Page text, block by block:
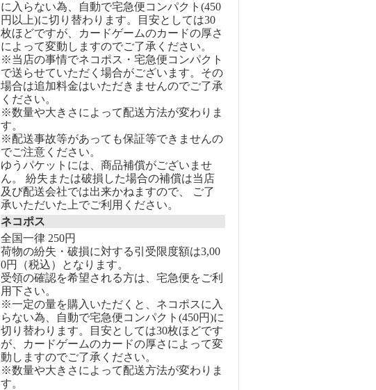
に入らない為、自動で宅急便コンパクト(450
円以上)に切り替わります。目安としては30
枚ほどですが、カードゲームのカードの厚さ
によって変動しますのでご了承ください。
※当店の事情でネコポス・宅急便コンパクト
で送らせていただく場合がございます。その
場合は追加料金はいただきませんのでご了承
ください。
※数量や大きさによって配送方法が変わりま
す。
※配送事故等があっても保証等できませんの
でご注意ください。
ゆうパケットには、商品補償がございませ
ん。 紛失または破損した場合の補償は当店
及び配送会社では出来かねますので、 ご了
承いただいた上でご利用ください。
ネコポス
全国一律 250円
荷物の紛失・破損に対する引受限度額は3,00
0円（税込）となります。
受領の確認を希望される方は、宅急便をご利
用下さい。
※一定の量を購入いただくと、ネコポスに入
らない為、自動で宅急便コンパクト(450円)に
切り替わります。目安としては30枚ほどです
が、カードゲームのカードの厚さによって変
動しますのでご了承ください。
※数量や大きさによって配送方法が変わりま
す。